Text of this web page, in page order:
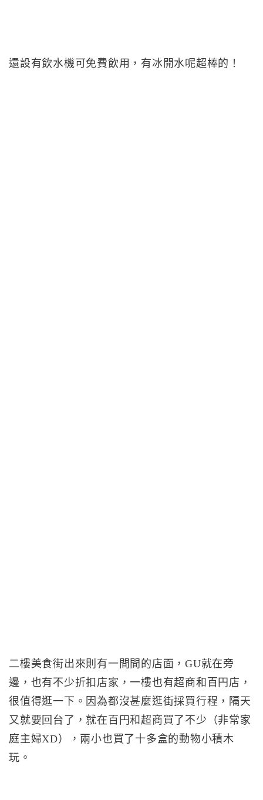
還設有飲水機可免費飲用，有冰開水呢超棒的！
二樓美食街出來則有一間間的店面，GU就在旁
邊，也有不少折扣店家，一樓也有超商和百円店，
很值得逛一下。因為都沒甚麼逛街採買行程，隔天
又就要回台了，就在百円和超商買了不少（非常家
庭主婦XD），兩小也買了十多盒的動物小積木
玩。